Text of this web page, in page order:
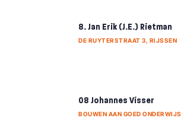
8. Jan Erik (J.E.) Rietman
DE RUYTERSTRAAT 3, RIJSSEN
08 Johannes Visser
BOUWEN AAN GOED ONDERWIJS